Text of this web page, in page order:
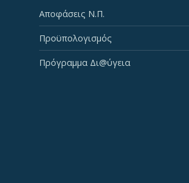
Αποφάσεις Ν.Π.
Προϋπολογισμός
Πρόγραμμα Δι@ύγεια